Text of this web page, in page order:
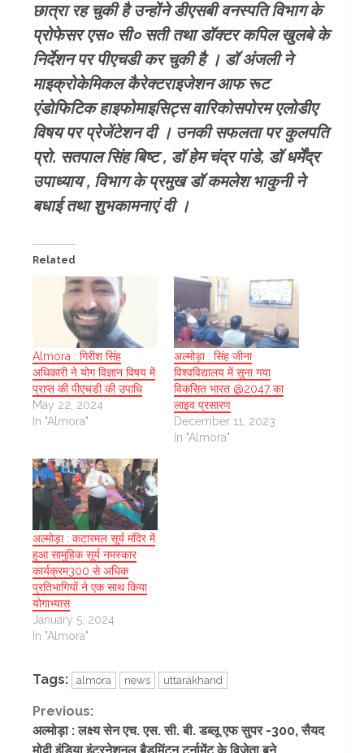
छात्रा रह चुकी है उन्होंने डीएसबी वनस्पति विभाग के
प्रोफेसर एस० सी० सती तथा डॉक्टर कपिल खुलबे के
निर्देशन पर पीएचडी कर चुकी है । डॉ अंजली ने
माइक्रोकेमिकल कैरेक्टराइजेशन आफ रूट
एंडोफिटिक हाइफोमाइसिट्स वारिकोसपोरम एलोडीए
विषय पर प्रेजेंटेशन दी । उनकी सफलता पर कुलपति
प्रो. सतपाल सिंह बिष्ट , डॉ हेम चंद्र पांडे, डॉ धर्मेंद्र
उपाध्याय , विभाग के प्रमुख डॉ कमलेश भाकुनी ने
बधाई तथा शुभकामनाएं दी ।
Related
Almora : गिरीश सिंह
अधिकारी ने योग विज्ञान विषय में
प्राप्त की पीएचडी की उपाधि
May 22, 2024
In "Almora"
अल्मोड़ा : सिंह जीना
विश्वविद्यालय में सुना गया
विकसित भारत @2047 का
लाइव प्रसारण
December 11, 2023
In "Almora"
अल्मोड़ा : कटारमल सूर्य मंदिर में
हुआ सामुहिक सूर्य नमस्कार
कार्यक्रम300 से अधिक
प्रतिभागियों ने एक साथ किया
योगाभ्यास
January 5, 2024
In "Almora"
Tags: almora news uttarakhand
Continue
Previous:
अल्मोड़ा : लक्ष्य सेन एच. एस. सी. बी. डब्लू एफ सुपर -300, सैयद